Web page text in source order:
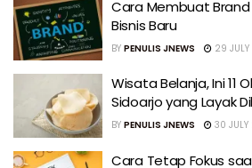
Cara Membuat
Bisnis Baru
BY PENULIS JNEWS 29
Wisata Belanja, Ini 11
Sidoarjo yang Layak
BY PENULIS JNEWS 30
Cara Tetap Fokus